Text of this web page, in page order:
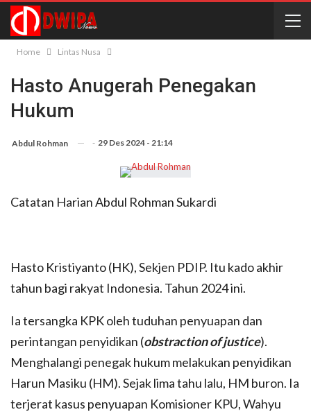
Home Lintas Nusa
Hasto Anugerah Penegakan
Hukum
Abdul Rohman - 29 Des 2024 - 21:14
Catatan Harian Abdul Rohman Sukardi
Hasto Kristiyanto (HK), Sekjen PDIP. Itu kado akhir
tahun bagi rakyat Indonesia. Tahun 2024 ini.
Ia tersangka KPK oleh tuduhan penyuapan dan
perintangan penyidikan (obstraction of justice).
Menghalangi penegak hukum melakukan penyidikan
Harun Masiku (HM). Sejak lima tahu lalu, HM buron. Ia
terjerat kasus penyuapan Komisioner KPU, Wahyu